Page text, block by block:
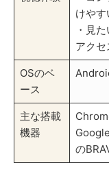
ていますが、それ
いは、インター
GoogleTVは、複
に検索・表示で
一方、Android
作感で、アプリ
す。両システム
るため、高画質な